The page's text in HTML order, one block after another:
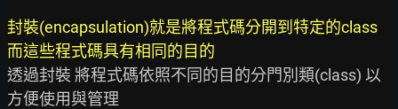
封裝(encapsulation)就是將程式碼分開到特定的class
而這些程式碼具有相同的目的
透過封裝 將程式碼依照不同的目的分門別類(class) 以
方便使用與管理